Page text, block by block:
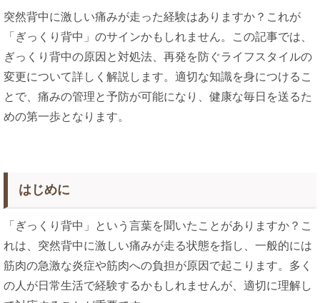
突然背中に激しい痛みが走った経験はありますか？これが
「ぎっくり背中」のサインかもしれません。この記事では、
ぎっくり背中の原因と対処法、再発を防ぐライフスタイルの
変更について詳しく解説します。適切な知識を身につけるこ
とで、痛みの管理と予防が可能になり、健康な毎日を送るた
めの第一歩となります。
はじめに
「ぎっくり背中」という言葉を聞いたことがありますか？こ
れは、突然背中に激しい痛みが走る状態を指し、一般的には
筋肉の急激な炎症や筋肉への負担が原因で起こります。多く
の人が日常生活で経験するかもしれませんが、適切に理解し